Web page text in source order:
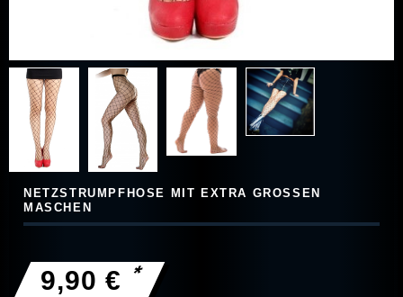
NETZSTRUMPFHOSE MIT EXTRA GROSSEN M
ASCHEN
9,90 € *